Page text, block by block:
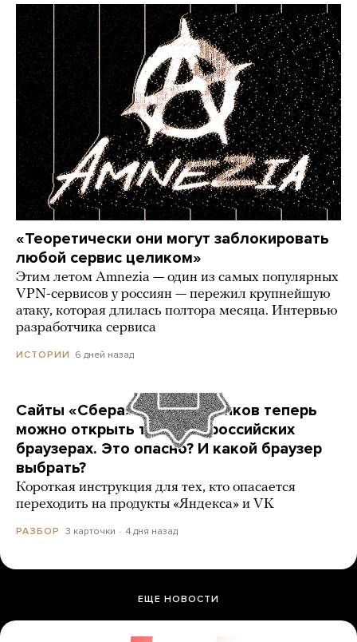
«Теоретически они могут заблокировать
любой сервис целиком»
Этим летом Amnezia — один из самых популярных
VPN-сервисов у россиян — пережил крупнейшую
атаку, которая длилась полтора месяца. Интервью
разработчика сервиса
ИСТОРИИ 6 дней назад
Сайты «Сбера» и других банков теперь
можно открыть только в российских
браузерах. Это опасно? И какой браузер
выбрать?
Короткая инструкция для тех, кто опасается
переходить на продукты «Яндекса» и VK
РАЗБОР 3 карточки 4 дня назад
ЕЩЕ НОВОСТИ